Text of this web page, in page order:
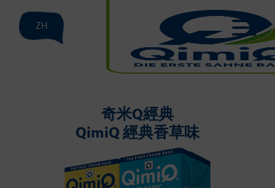
ZH
奇米Q經典
QimiQ 經典香草味